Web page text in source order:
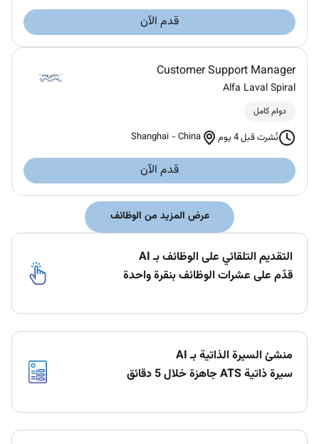
قدم الآن
Customer Support Manager
Alfa Laval Spiral
دوام كامل
نُشرت قبل 4 يوم Shanghai -China
قدم الآن
عرض المزيد من الوظائف
التقديم التلقائي على الوظائف بـ AI
قدّم على عشرات الوظائف بنقرة واحدة
منشئ السيرة الذاتية بـ AI
سيرة ذاتية ATS جاهزة خلال 5 دقائق